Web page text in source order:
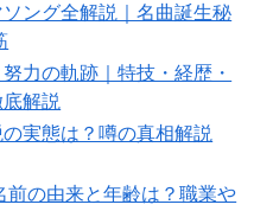
ング全解説｜名曲誕生秘
力の軌跡｜特技・経歴・
解説
実態は？噂の真相解説
前の由来と年齢は？職業や